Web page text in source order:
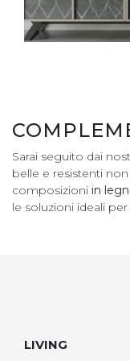
Sarai seguito dai
belle e resistenti
composizioni in
le soluzioni ideali
LIVING